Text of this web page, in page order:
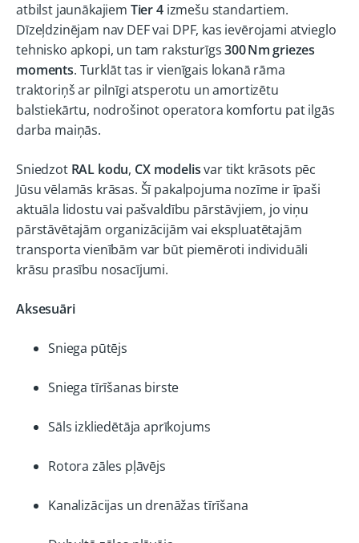
atbilst jaunākajiem Tier 4izmešu standartiem.
Dīzeļdzinējam nav DEF vai DPF, kas ievērojami atvieglo
tehnisko apkopi, un tam raksturīgs300 Nm griezes
moments. Turklāt tas ir vienīgais lokanā rāma
traktoriņš ar pilnīgi atsperotu un amortizētu
balstiekārtu, nodrošinot operatora komfortu pat ilgās
darba maiņās.
Sniedzot RAL kodu, CX modelisvar tikt krāsots pēc
Jūsu vēlamās krāsas. Šī pakalpojuma nozīme ir īpaši
aktuāla lidostu vai pašvaldību pārstāvjiem, jo viņu
pārstāvētajām organizācijām vai ekspluatētajām
transporta vienībām var būt piemēroti individuāli
krāsu prasību nosacījumi.
Aksesuāri
Sniega pūtējs
Sniega tīrīšanas birste
Sāls izkliedētāja aprīkojums
Rotora zāles pļāvējs
Kanalizācijas un drenāžas tīrīšana